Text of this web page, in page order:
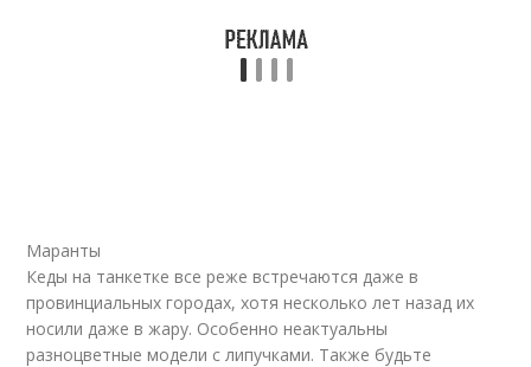
Маранты
Кеды на танкетке все реже встречаются даже в
провинциальных городах, хотя несколько лет назад их
носили даже в жару. Особенно неактуальны
разноцветные модели с липучками. Также будьте